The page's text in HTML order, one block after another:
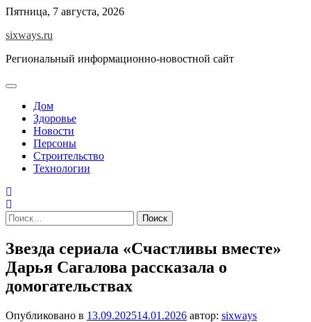
Перейти
содержимому
Пятница, 7 августа, 2026
sixways.ru
Региональный информационно-новостной сайт
Дом
Здоровье
Новости
Персоны
Строительство
Технологии
Найти:
Звезда сериала «Счастливы вместе»
Дарья Сагалова рассказала о
домогательствах
Опубликовано в 13.09.202514.01.2026 автор: sixways